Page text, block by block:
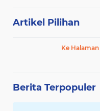
Artikel Pilihan
Ke
Berita Terpopuler